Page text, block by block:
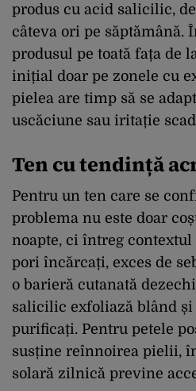
produs cu acid salicilic,
câteva ori pe săptămână.
produsul pe toată fața de
inițial doar pe zonele cu
pielea are timp să se
uscăciune sau iritație
Ten cu tendință
Pentru un ten care se
problema nu este doar
noapte, ci întreg
pori încărcați, exces de
o barieră cutanată
salicilic exfoliază blând
purificați. Pentru petele
susține reînnoirea pielii,
solară zilnică previne